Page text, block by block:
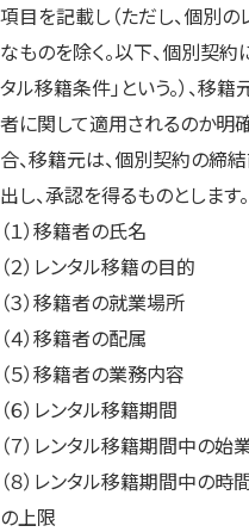
項目を記載し（ただし、個別
なものを除く。以下、個別契
タル移籍条件」という。）、移
者に関して適用されるのか明
合、移籍元は、個別契約の締
出し、承認を得るものとします。
（１）移籍者の氏名
（２）レンタル移籍の目的
（３）移籍者の就業場所
（４）移籍者の配属
（５）移籍者の業務内容
（６）レンタル移籍期間
（７）レンタル移籍期間中の始
（８）レンタル移籍期間中の
の上限